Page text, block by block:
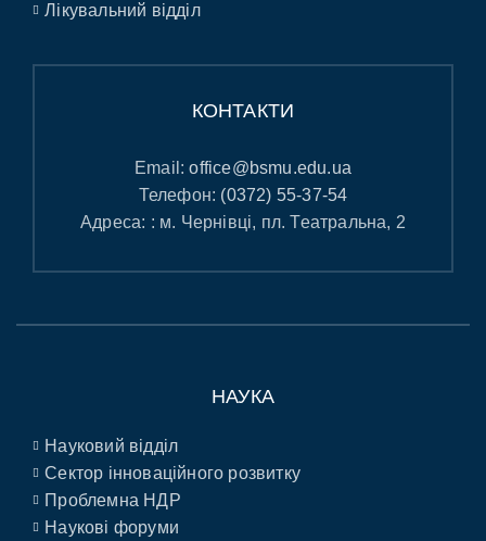
Лікувальний відділ
КОНТАКТИ
Email:office@bsmu.edu.ua
Телефон: (0372) 55-37-54
Адреса: : м. Чернівці, пл. Театральна, 2
НАУКА
Науковий відділ
Сектор інноваційного розвитку
Проблемна НДР
Наукові форуми